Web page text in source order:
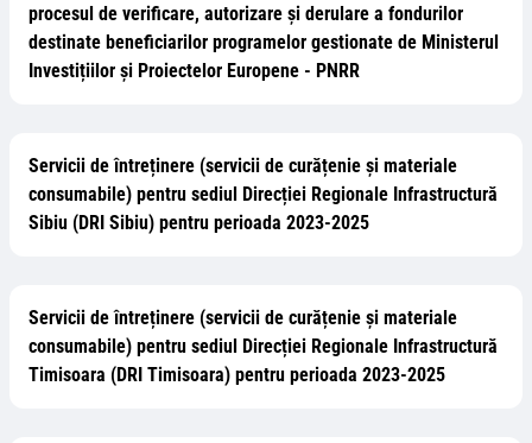
procesul de verificare, autorizare și derulare a fondurilor
destinate beneficiarilor programelor gestionate de Ministerul
Investițiilor și Proiectelor Europene - PNRR
Servicii de întreținere (servicii de curățenie și materiale
consumabile) pentru sediul Direcției Regionale Infrastructură
Sibiu (DRI Sibiu) pentru perioada 2023-2025
Servicii de întreținere (servicii de curățenie și materiale
consumabile) pentru sediul Direcției Regionale Infrastructură
Timisoara (DRI Timisoara) pentru perioada 2023-2025